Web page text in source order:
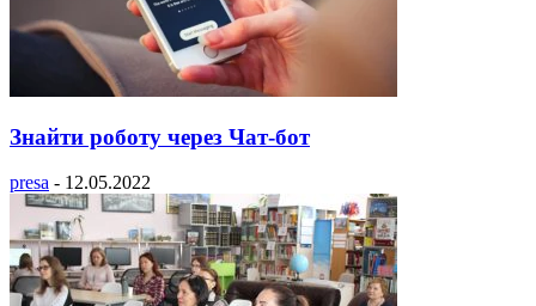
Знайти роботу через Чат-бот
presa - 12.05.2022